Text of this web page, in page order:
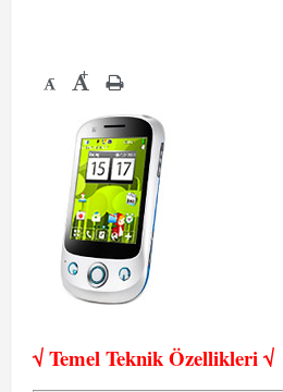
- +
√ Temel Teknik Özellikleri √